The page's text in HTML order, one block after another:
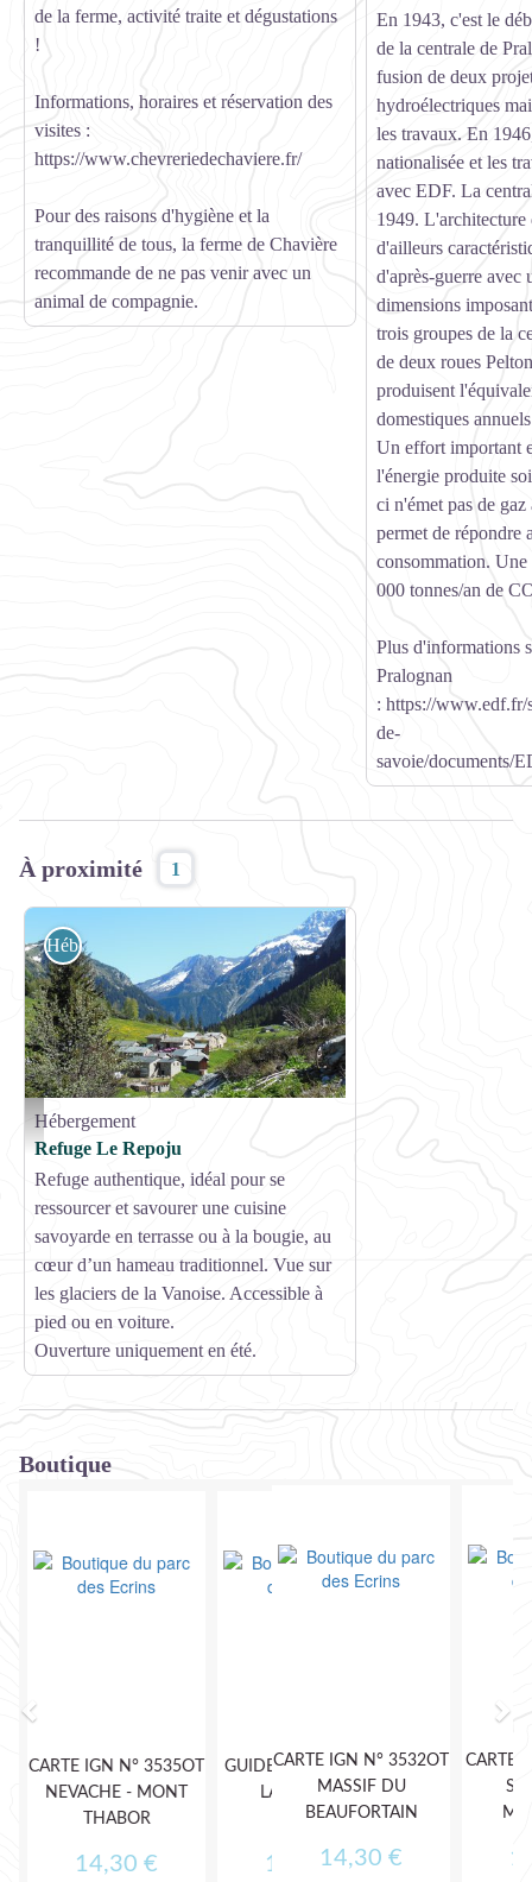
de la ferme, activité traite et dégustations
!
Informations, horaires et réservation des
visites :
https://www.chevreriedechaviere.fr/
Pour des raisons d'hygiène et la
tranquillité de tous, la ferme de Chavière
recommande de ne pas venir avec un
animal de compagnie.
En 1943, c'est le
de la centrale de
fusion de deux
hydroélectriques
les travaux. En
nationalisée et les
avec EDF. La
1949. L'architecture
d'ailleurs
d'après-guerre avec
dimensions
trois groupes de la
de deux roues
produisent
domestiques
Un effort important
l'énergie produite
ci n'émet pas de gaz
permet de répondre
consommation.
000 tonnes/an de
Plus d'informations
Pralognan
: https://www.edf.fr/
de-
savoie/documents/
À proximité 1
Vue Le Repoju - OT Pralognan la Vanoise
Hébergement
Hébergement
Refuge Le Repoju
Refuge authentique, idéal pour se
ressourcer et savourer une cuisine
savoyarde en terrasse ou à la bougie, au
cœur d’un hameau traditionnel. Vue sur
les glaciers de la Vanoise. Accessible à
pied ou en voiture.
Ouverture uniquement en été.
Boutique